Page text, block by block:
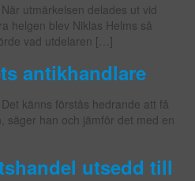
utmärkelsen delades ut vid
helgen blev Niklas Helms så
vad utdelaren […]
antikhandlare
känns förstås hedrande att få
säger han och jämför det med en
utsedd till